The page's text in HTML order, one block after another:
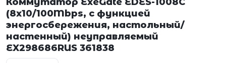
(8х10/100Mbps, с функцией
энергосбережения, настольный/
настенный) неуправляемый
EX298686RUS 361838